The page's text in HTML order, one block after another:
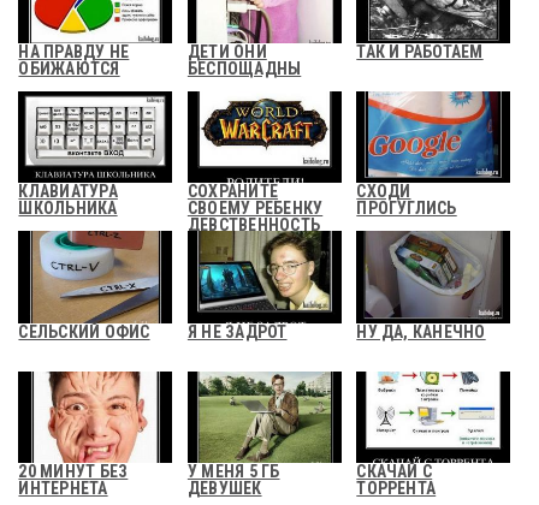
НА ПРАВДУ НЕ
ОБИЖАЮТСЯ
ДЕТИ ОНИ
БЕСПОЩАДНЫ
ТАК И РАБОТАЕМ
КЛАВИАТУРА
ШКОЛЬНИКА
СОХРАНИТЕ
СВОЕМУ РЕБЕНКУ
ДЕВСТВЕННОСТЬ
СХОДИ
ПРОГУГЛИСЬ
СЕЛЬСКИЙ ОФИС Я НЕ ЗАДРОТ НУ ДА, КАНЕЧНО
20 МИНУТ БЕЗ
ИНТЕРНЕТА
У МЕНЯ 5 ГБ
ДЕВУШЕК
СКАЧАЙ С
ТОРРЕНТА